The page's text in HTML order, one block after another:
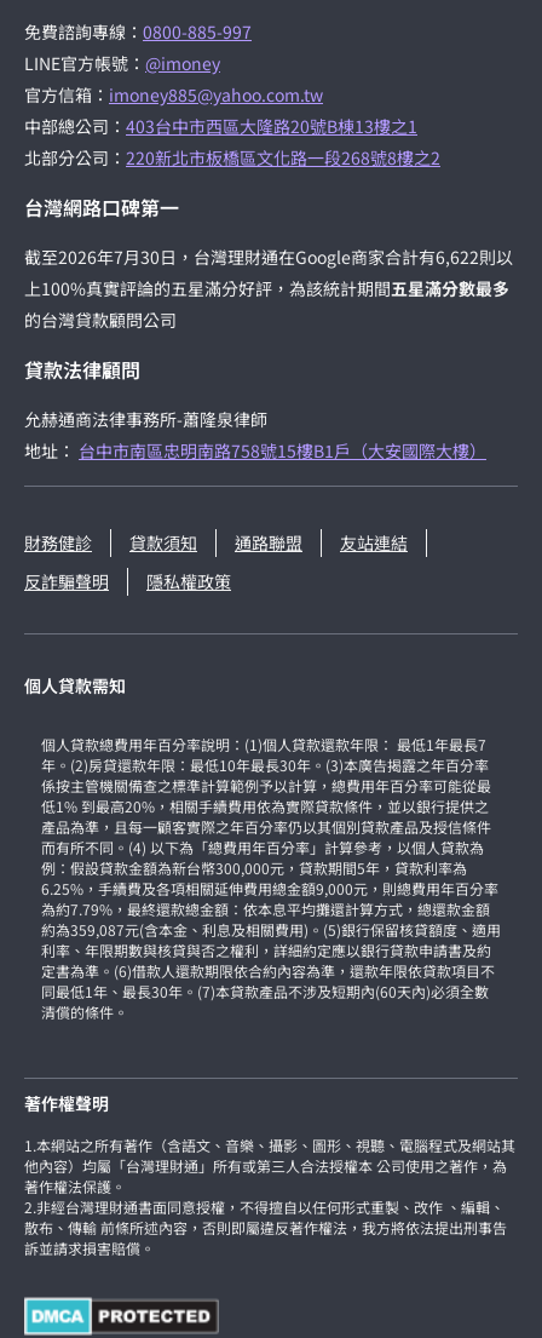
免費諮詢專線： 0800-885-997
LINE官方帳號： @imoney
官方信箱： imoney885@yahoo.com.tw
中部總公司： 403台中市西區大隆路20號B棟13樓之1
北部分公司： 220新北市板橋區文化路一段268號8樓之2
台灣網路口碑第一
截至2026年7月30日，台灣理財通在Google商家合計有6,622則以
上100%真實評論的五星滿分好評，為該統計期間五星滿分數最多
的台灣貸款顧問公司
貸款法律顧問
允赫通商法律事務所-蕭隆泉律師
地址： 台中市南區忠明南路758號15樓B1戶（大安國際大樓）
財務健診 貸款須知 通路聯盟
友站連結
反詐騙聲明
隱私權政策
個人貸款需知
個人貸款總費用年百分率說明：(1)個人貸款還款年限： 最低1年最長7
年。(2)房貸還款年限：最低10年最長30年。(3)本廣告揭露之年百分率
係按主管機關備查之標準計算範例予以計算，總費用年百分率可能從最
低1% 到最高20%，相關手續費用依為實際貸款條件，並以銀行提供之
產品為準，且每一顧客實際之年百分率仍以其個別貸款產品及授信條件
而有所不同。(4) 以下為「總費用年百分率」計算參考，以個人貸款為
例：假設貸款金額為新台幣300,000元，貸款期間5年，貸款利率為
6.25%，手續費及各項相關延伸費用總金額9,000元，則總費用年百分率
為約7.79%，最終還款總金額：依本息平均攤還計算方式，總還款金額
約為359,087元(含本金、利息及相關費用)。(5)銀行保留核貸額度、適用
利率、年限期數與核貸與否之權利，詳細約定應以銀行貸款申請書及約
定書為準。(6)借款人還款期限依合約內容為準，還款年限依貸款項目不
同最低1年、最長30年。(7)本貸款產品不涉及短期內(60天內)必須全數
清償的條件。
著作權聲明
1.本網站之所有著作（含語文、音樂、攝影、圖形、視聽、電腦程式及網站其
他內容）均屬「台灣理財通」所有或第三人合法授權本 公司使用之著作，為
著作權法保護。
2.非經台灣理財通書面同意授權，不得擅自以任何形式重製、改作 、編輯、
散布、傳輸 前條所述內容，否則即屬違反著作權法，我方將依法提出刑事告
訴並請求損害賠償。